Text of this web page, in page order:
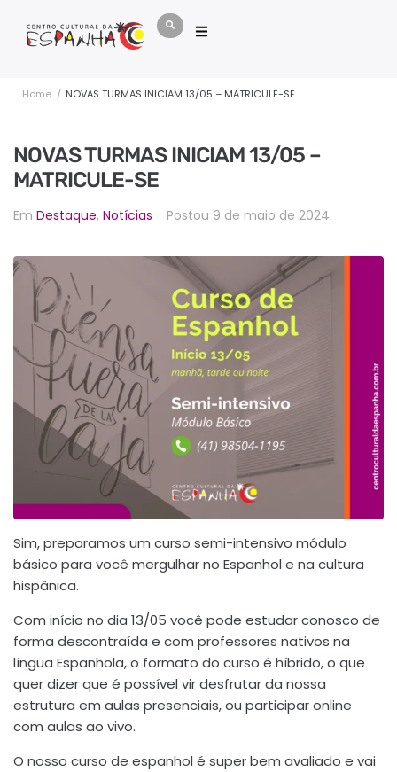
Home / NOVAS TURMAS INICIAM 13/05 – MATRICULE-SE
NOVAS TURMAS INICIAM 13/05 –
MATRICULE-SE
Em Destaque, Notícias Postou 9 de maio de 2024
Sim, preparamos um curso semi-intensivo módulo
básico para você mergulhar no Espanhol e na cultura
hispânica.
Com início no dia 13/05 você pode estudar conosco de
forma descontraída e com professores nativos na
língua Espanhola, o formato do curso é híbrido, o que
quer dizer que é possível vir desfrutar da nossa
estrutura em aulas presenciais, ou participar online
com aulas ao vivo.
O nosso curso de espanhol é super bem avaliado e vai